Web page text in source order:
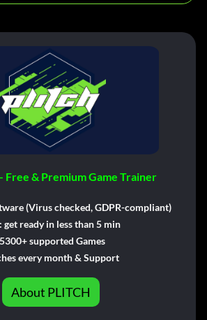
Free & Premium Game Trainer
(Virus checked, GDPR-compliant)
get ready in less than 5 min
supported Games
every month & Support
About PLITCH